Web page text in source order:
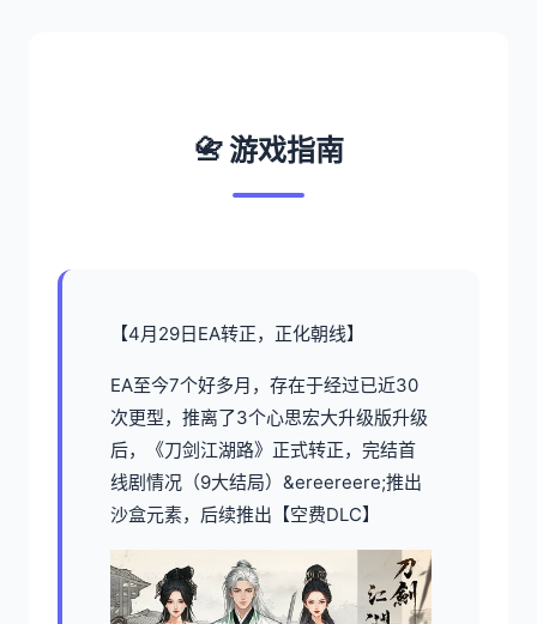
📇 游戏指南
【4月29日EA转正，正化朝线】
EA至今7个好多月，存在于经过已近30
次更型，推离了3个心思宏大升级版升级
后，《刀剑江湖路》正式转正，完结首
线剧情况（9大结局）&ereereere;推出
沙盒元素，后续推出【空费DLC】